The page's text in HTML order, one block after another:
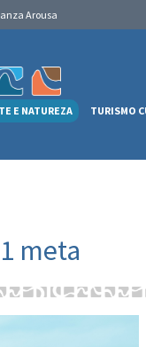
Arousa
E NATUREZA TURISMO
meta